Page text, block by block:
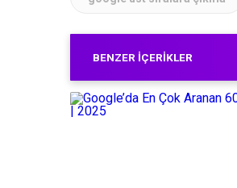
BENZER İÇERIKLER